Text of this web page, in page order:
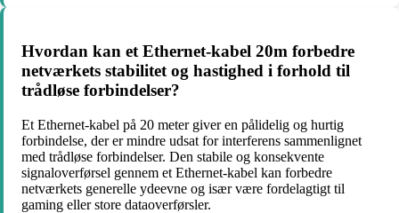
Hvordan kan et Ethernet-kabel 20m forbedre
netværkets stabilitet og hastighed i forhold til
trådløse forbindelser?
Et Ethernet-kabel på 20 meter giver en pålidelig og hurtig
forbindelse, der er mindre udsat for interferens sammenlignet
med trådløse forbindelser. Den stabile og konsekvente
signaloverførsel gennem et Ethernet-kabel kan forbedre
netværkets generelle ydeevne og især være fordelagtigt til
gaming eller store dataoverførsler.